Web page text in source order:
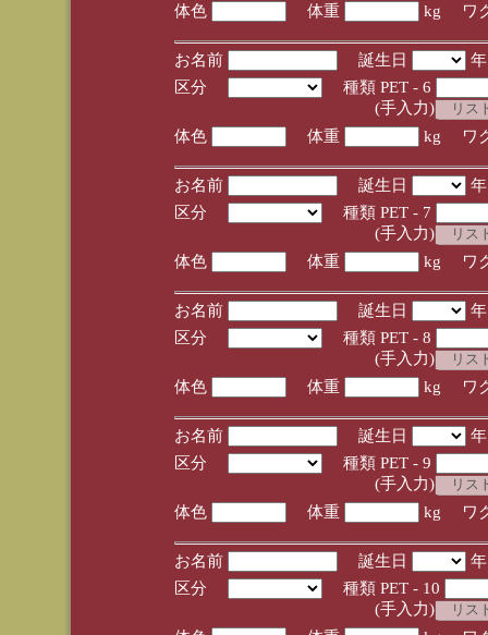
体色
体重 kg ワ
お名前 誕生日
区分
種類 PET - 6
(手入力)
体色
体重 kg ワ
お名前 誕生日
区分
種類 PET - 7
(手入力)
体色
体重 kg ワ
お名前 誕生日
区分
種類 PET - 8
(手入力)
体色
体重 kg ワ
お名前 誕生日
区分
種類 PET - 9
(手入力)
体色
体重 kg ワ
お名前 誕生日
区分
種類 PET - 10
(手入力)